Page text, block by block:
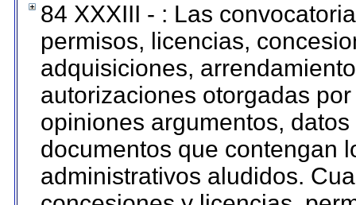
84 XXXIII - : Las
permisos, licencias,
adquisiciones,
autorizaciones otorgadas
opiniones argumentos,
documentos que contengan
administrativos aludidos.